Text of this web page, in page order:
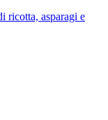
ricotta, asparagi e